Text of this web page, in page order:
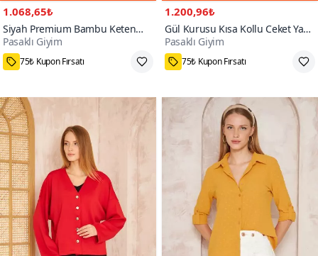
1.068,65₺
Siyah Premium Bambu Keten
Kumaş Uzun Kollu İnci Süslemeli
Terletmez Tunik Bluz
Pasaklı Giyim
46₺ daha az öde
1.200,96₺
Gül Kurusu Kısa Kollu Ceket Yaka
Düğmeli Beli Büzgülü Tulum
Pasaklı Giyim
52₺ daha az öde